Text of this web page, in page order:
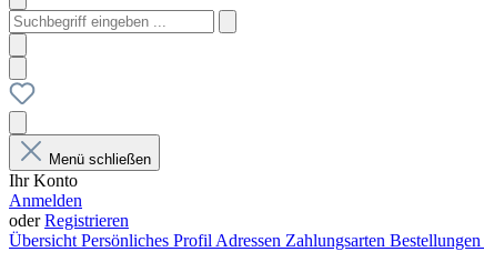
Menü schließen
Ihr Konto
Anmelden
oderRegistrieren
Übersicht Persönliches Profil Adressen Zahlungsarten Bestellungen